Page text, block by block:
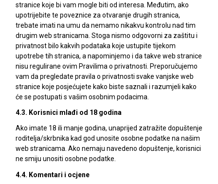
stranice koje bi vam mogle biti od interesa. Međutim, ako
upotrijebite te poveznice za otvaranje drugih stranica,
trebate imati na umu da nemamo nikakvu kontrolu nad tim
drugim web stranicama. Stoga nismo odgovorni za zaštitu i
privatnost bilo kakvih podataka koje ustupite tijekom
upotrebe tih stranica, a napominjemo i da takve web stranice
nisu regulirane ovim Pravilima o privatnosti. Preporučujemo
vam da pregledate pravila o privatnosti svake vanjske web
stranice koje posjećujete kako biste saznali i razumjeli kako
će se postupati s vašim osobnim podacima.
4.3. Korisnici mlađi od 18 godina
Ako imate 18 ili manje godina, unaprijed zatražite dopuštenje
roditelja/skrbnika kad god unosite osobne podatke na našim
web stranicama. Ako nemaju navedeno dopuštenje, korisnici
ne smiju unositi osobne podatke.
4.4. Komentari i ocjene